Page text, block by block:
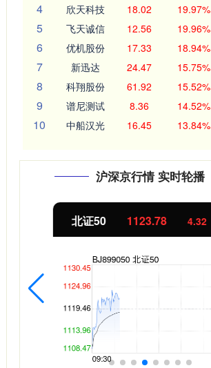
4 欣天科技 18.02 19.97%
5 飞天诚信 12.56 19.96%
6 优机股份 17.33 18.94%
7 新迅达 24.47 15.75%
8 科翔股份 61.92 15.52%
9 谱尼测试 8.36 14.52%
10 中船汉光 16.45 13.84%
沪深京行情 实时轮播
北证50 1123.69 4.23